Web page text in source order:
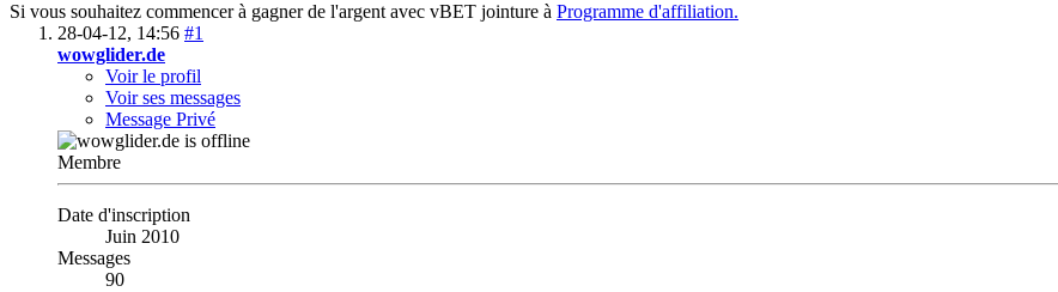
Si vous souhaitez commencer à gagner de l'argent avec vBET jointure à Programme d'affiliation.
28-04-12, 14:56 #1
wowglider.de
Voir le profil
Voir ses messages
Message Privé
Membre
Date d'inscription
Juin 2010
Messages
90